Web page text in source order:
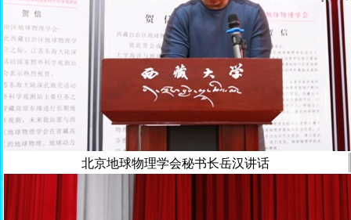
北京地球物理学会秘书长岳汉讲话